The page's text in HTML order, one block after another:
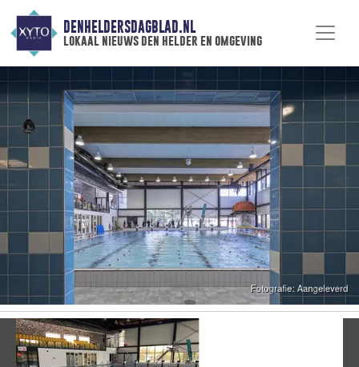
DENHELDERSDAGBLAD.NL
lokaal nieuws den helder en omgeving